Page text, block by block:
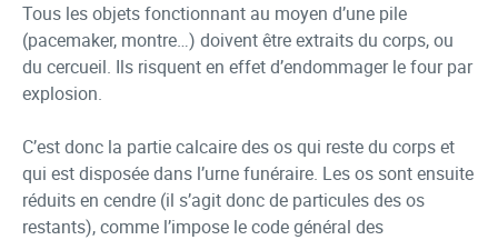
Tous les objets fonctionnant au moyen d’une pile
(pacemaker, montre…) doivent être extraits du corps, ou
du cercueil. Ils risquent en effet d’endommager le four par
explosion.
C’est donc la partie calcaire des os qui reste du corps et
qui est disposée dans l’urne funéraire. Les os sont ensuite
réduits en cendre (il s’agit donc de particules des os
restants), comme l’impose le code général des